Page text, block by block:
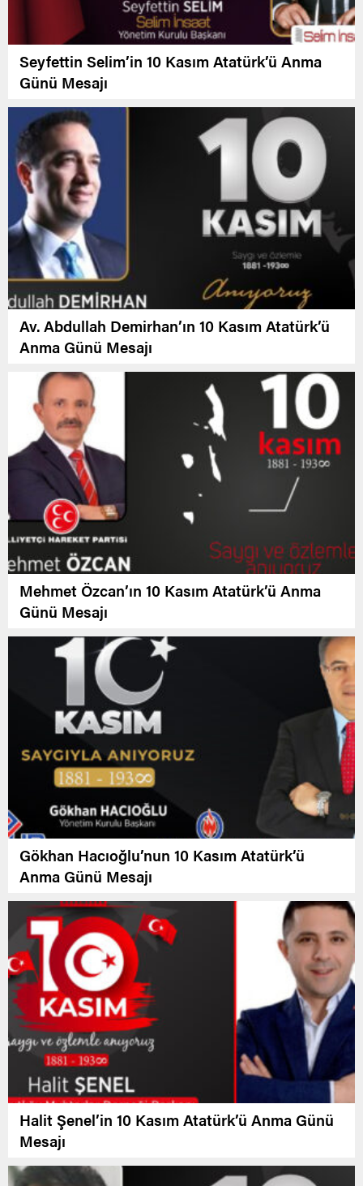
Seyfettin Selim’in 10 Kasım Atatürk’ü Anma
Günü Mesajı
Av. Abdullah Demirhan’ın 10 Kasım Atatürk’ü
Anma Günü Mesajı
Mehmet Özcan’ın 10 Kasım Atatürk’ü Anma
Günü Mesajı
Gökhan Hacıoğlu’nun 10 Kasım Atatürk’ü
Anma Günü Mesajı
Halit Şenel’in 10 Kasım Atatürk’ü Anma Günü
Mesajı